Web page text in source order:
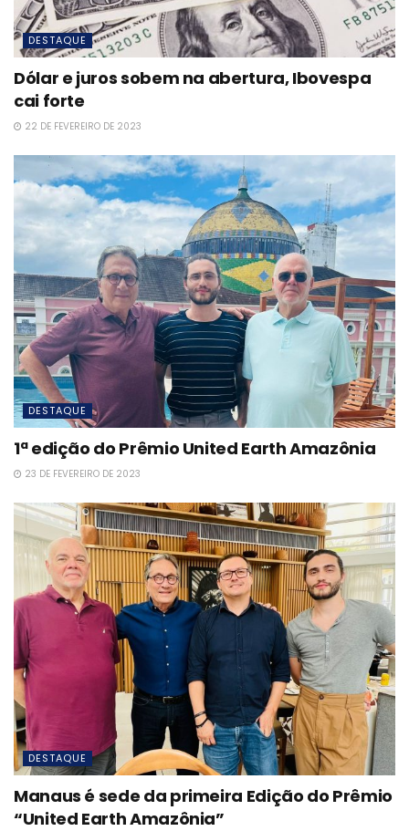
DESTAQUE
Dólar e juros sobem na abertura, Ibovespa
cai forte
22 DE FEVEREIRO DE 2023
DESTAQUE
1ª edição do Prêmio United Earth Amazônia
23 DE FEVEREIRO DE 2023
DESTAQUE
Manaus é sede da primeira Edição do Prêmio
“United Earth Amazônia”